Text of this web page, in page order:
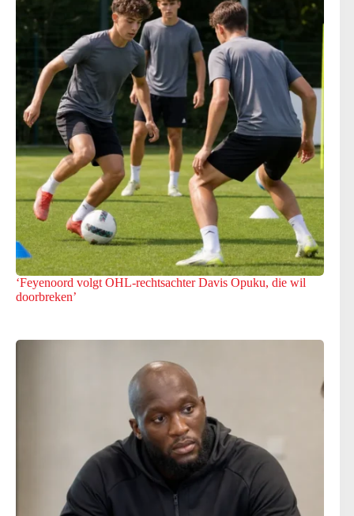
‘Feyenoord volgt OHL-rechtsachter Davis Opuku, die wil
doorbreken’